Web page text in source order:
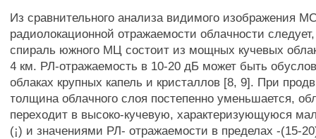
Из сравнительного анализа видимого изображения
радиолокационной отражаемости облачности
спираль южного МЦ состоит из мощных кучевых
4 км. РЛ-отражаемость в 10-20 дБ может быть
облаках крупных капель и кристаллов [8, 9]. При
толщина облачного слоя постепенно уменьшается,
переходит в высоко-кучевую, характеризующуюся
(¡) и значениями РЛ- отражаемости в пределах -(15-